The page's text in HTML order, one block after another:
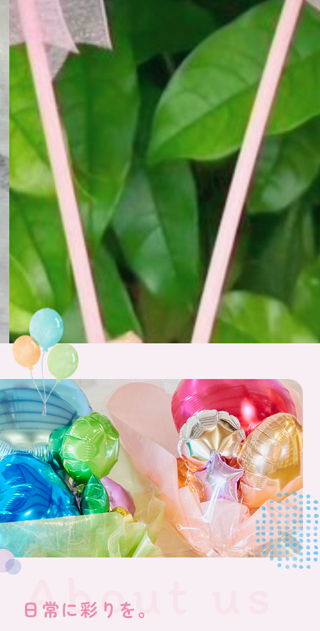
日常に彩りを。